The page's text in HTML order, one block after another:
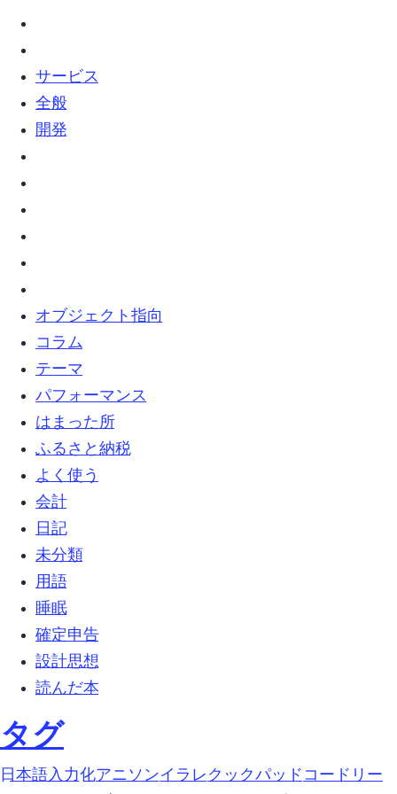
webサービス (2)
web全般 (5)
Web開発 (2)
オブジェクト指向 (5)
コラム (8)
テーマ (4)
パフォーマンス (1)
はまった所 (12)
ふるさと納税 (4)
よく使う (1)
会計 (1)
日記 (13)
未分類 (63)
用語 (2)
睡眠 (1)
確定申告 (1)
設計思想 (5)
読んだ本 (1)
タグ
google-日本語入力 (1)https化 (1)アニソン (1)イラレ (1) クックパッド (1) コードリー